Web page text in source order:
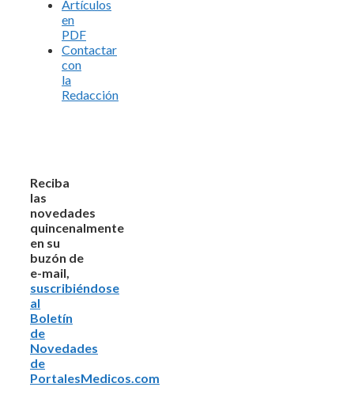
Artículos
en
PDF
Contactar
con
la
Redacción
Reciba
las
novedades
quincenalmente
en su
buzón de
e-mail,
suscribiéndose
al
Boletín
de
Novedades
de
PortalesMedicos.com